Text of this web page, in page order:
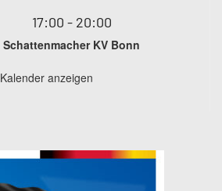
17:00 - 20:00
Schattenmacher KV Bonn
Kalender anzeigen